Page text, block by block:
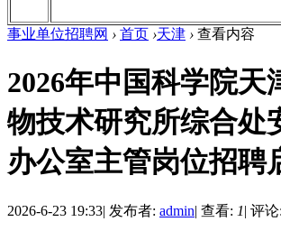
事业单位招聘网 › 首页 ›天津 › 查看内容
2026年中国科学院天
物技术研究所综合处
办公室主管岗位招聘
2026-6-23 19:33| 发布者: admin| 查看: 1| 评论